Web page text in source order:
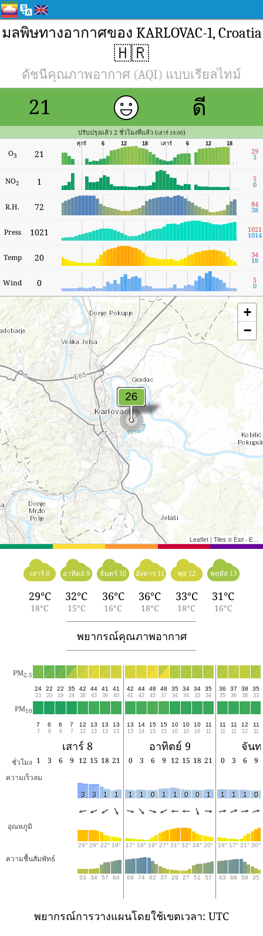
มลพิษทางอากาศของ KARLOVAC-1, Croatia
🇭🇷
ดัชนีคุณภาพอากาศ (AQI) แบบเรียลไทม์
21 ดี
ปรับปรุงแล้ว 2 ชั่วโมงที่แล้ว (เสาร์ 19:00)
O3 21
18
12
6
เสาร์
18
12
6
ศุกร์
29
5
NO2 1 5
0
R.H. 72 84
38
Press 1021 1021
1014
Temp 20 34
18
Wind 0 5
0
+
−
Leaflet | Tiles © Esri - Esri, DeLorme, NAVTEQ, TomTom, Intermap, iPC, USGS, FAO, NPS, NRCAN, GeoBase, Kadaster NL, Ordnance Survey, Esri Japan, METI, Esri China (Hong Kong), and the GIS User Community
เสาร์ 8
29°C
18°C
อาทิตย์ 9
32°C
15°C
จันทร์ 10
36°C
16°C
อังคาร 11
36°C
18°C
พุธ 12
33°C
18°C
พฤหัส 13
31°C
16°C
พยากรณ์คุณภาพอากาศ
PM2.5
24
23
22
20
22
19
35
24
42
38
44
43
41
39
41
40
42
41
44
42
48
45
48
37
35
34
34
34
34
33
35
34
36
35
37
36
38
38
35
33
PM10
7
7
6
6
6
6
7
7
12
12
13
13
13
13
13
13
13
13
14
14
15
15
15
15
10
10
10
10
10
10
11
11
11
11
11
11
12
12
11
11
เสาร์ 8 อาทิตย์ 9 จัน
ชั่วโมง 1 3 6 9 12 15 18 21 0 3 6 9 12 15 18 21 0 3 6
9
ความเร็วลม
3 3 1 1 1 1 0 1 1 0 0 1 1 1 1 0
อุณหภูมิ
29° 29° 22° 19° 17° 16° 19° 27° 31° 32° 24° 20° 18° 17° 21° 30°
ความชื้นสัมพัทธ์
33 34 57 64 69 74 62 37 29 27 51 57 63 68 59 35
พยากรณ์การวางแผนโดยใช้เขตเวลา: UTC